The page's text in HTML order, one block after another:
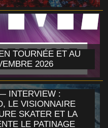
TOURNÉE ET AU
2026
INTERVIEW :
LE VISIONNAIRE
SKATER ET LA
LE PATINAGE